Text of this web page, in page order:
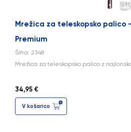
Mrežica za teleskopsko palico
Premium
Šifra: 2348
Mrežica za teleskopsko palico z
34,95 €
V košarico